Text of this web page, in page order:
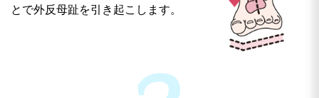
とで外反母趾を引き起こします。